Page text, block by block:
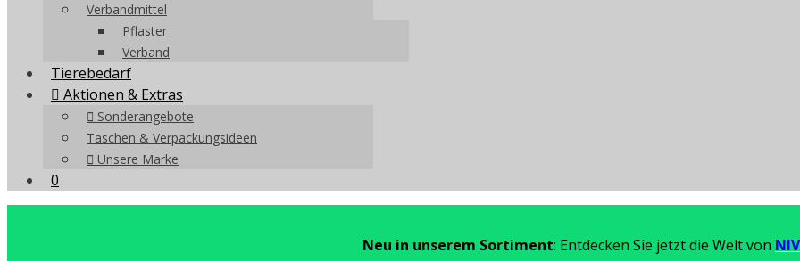
Verbandmittel
Pflaster
Verband
Tierebedarf
Aktionen & Extras
Sonderangebote
Taschen & Verpackungsideen
Unsere Marke
0
Neu in unserem Sortiment: Entdecken Sie jetzt die Welt von